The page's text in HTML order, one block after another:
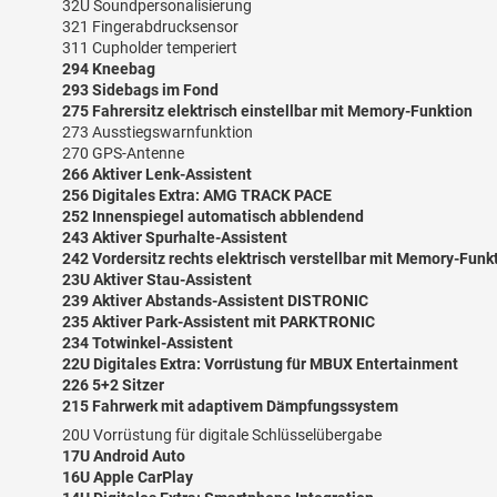
32U Soundpersonalisierung
321 Fingerabdrucksensor
311 Cupholder temperiert
294 Kneebag
293 Sidebags im Fond
275 Fahrersitz elektrisch einstellbar mit Memory-Funktion
273 Ausstiegswarnfunktion
270 GPS-Antenne
266 Aktiver Lenk-Assistent
256 Digitales Extra: AMG TRACK PACE
252 Innenspiegel automatisch abblendend
243 Aktiver Spurhalte-Assistent
242 Vordersitz rechts elektrisch verstellbar mit Memory-
23U Aktiver Stau-Assistent
239 Aktiver Abstands-Assistent DISTRONIC
235 Aktiver Park-Assistent mit PARKTRONIC
234 Totwinkel-Assistent
22U Digitales Extra: Vorrüstung für MBUX Entertainment
226 5+2 Sitzer
215 Fahrwerk mit adaptivem Dämpfungssystem
20U Vorrüstung für digitale Schlüsselübergabe
17U Android Auto
16U Apple CarPlay